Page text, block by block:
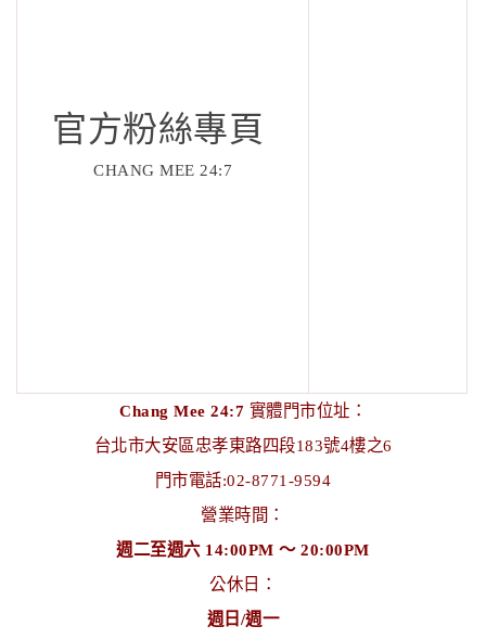
官方粉絲專頁
CHANG MEE 24:7
Chang Mee 24:7實體門市位址：
台北市大安區忠孝東路四段183號4樓之6
門市電話:02-8771-9594
營業時間：
週二至週六 14:00PM ～ 20:00PM
公休日：
週日/週一